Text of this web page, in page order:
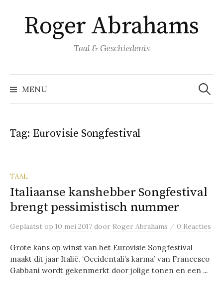
inhoud
springen
Roger Abrahams
Taal & Geschiedenis
MENU
Zoeken
naar:
Tag: Eurovisie Songfestival
TAAL
Italiaanse kanshebber Songfestival
brengt pessimistisch nummer
Geplaatst op 10 mei 2017 door Roger Abrahams / 0 Reacties
Grote kans op winst van het Eurovisie Songfestival
maakt dit jaar Italië. ‘Occidentali’s karma’ van Francesco
Gabbani wordt gekenmerkt door jolige tonen en een ...